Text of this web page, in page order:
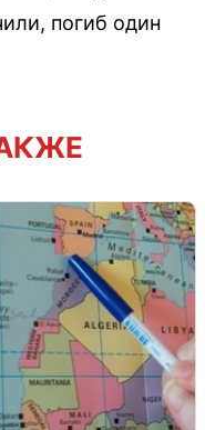
погиб один